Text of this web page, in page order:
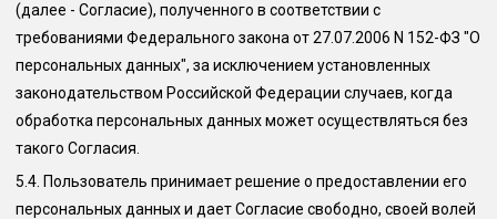
(далее - Согласие), полученного в соответствии с
требованиями Федерального закона от 27.07.2006 N 152-ФЗ "О
персональных данных", за исключением установленных
законодательством Российской Федерации случаев, когда
обработка персональных данных может осуществляться без
такого Согласия.
5.4. Пользователь принимает решение о предоставлении его
персональных данных и дает Согласие свободно, своей волей